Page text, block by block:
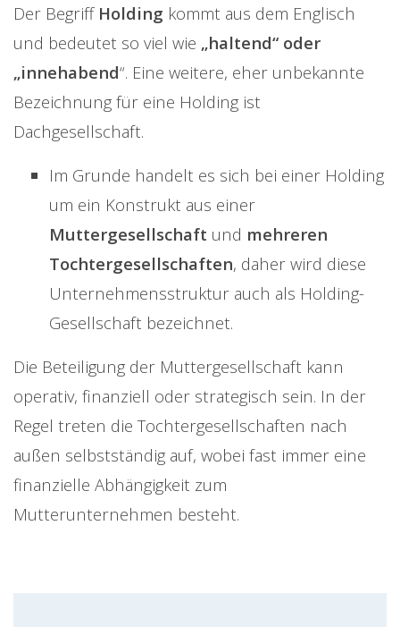
Der Begriff Holding kommt aus dem Englisch
und bedeutet so viel wie „haltend“ oder
„innehabend“. Eine weitere, eher unbekannte
Bezeichnung für eine Holding ist
Dachgesellschaft.
Im Grunde handelt es sich bei einer Holding
um ein Konstrukt aus einer
Muttergesellschaft und mehreren
Tochtergesellschaften, daher wird diese
Unternehmensstruktur auch als Holding-
Gesellschaft bezeichnet.
Die Beteiligung der Muttergesellschaft kann
operativ, finanziell oder strategisch sein. In der
Regel treten die Tochtergesellschaften nach
außen selbstständig auf, wobei fast immer eine
finanzielle Abhängigkeit zum
Mutterunternehmen besteht.